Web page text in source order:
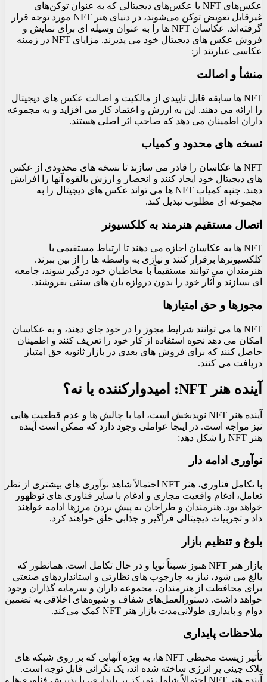
عکس‌های NFT یا عکس‌های دیجیتالی که به عنوان توکن‌های
غیرقابل تعویض توکن می‌شوند، در دنیای هنر NFT مورد توجه قرار
گرفته‌اند. عکاسان NFT ها را به عنوان وسیله ای برای نمایش و
فروش عکس های دیجیتال خود می پذیرند. مزایای NFT در زمینه
عکاسی عبارتند از:
منشأ و اصالت
NFT ها سابقه قابل تاییدی از مالکیت و اصالت عکس های دیجیتال
را ارائه می دهند. این به ارزش و اعتماد کار می افزاید و به مجموعه
داران اطمینان می دهد که صاحب اثر اصلی هستند.
نسخه های محدود و کمیاب
NFT ها عکاسان را قادر می سازند تا نسخه های محدودی از عکس
های دیجیتال خود ایجاد کنند و انحصار و ارزش بالقوه آنها را افزایش
دهند. جنبه کمیاب NFT ها می تواند عکس های دیجیتال را به
مجموعه ای مطلوب تبدیل کند.
اتصال مستقیم هنرمند به کلکسیونر
NFT ها به عکاسان اجازه می دهند تا ارتباط مستقیمی با
کلکسیونرها برقرار کنند و نیازی به واسطه ها را از بین ببرند.
هنرمندان می توانند مستقیماً با مخاطبان خود درگیر شوند، جامعه
ای بسازند و آثار خود را بدون دروازه بان های سنتی بفروشند.
مجوزها و حق امتیازها
NFT ها می توانند شرایط مجوز را در خود جای دهند، و به عکاسان
امکان می دهد نحوه استفاده از کار خود را تعریف کنند و اطمینان
حاصل کنند که برای فروش های بعدی در بازار ثانویه حق امتیاز
دریافت می کنند.
آینده هنر NFT: امیدوارکننده یا نه؟
آینده هنر NFT نویدبخش است، اما با چالش ها و عدم قطعیت هایی
نیز مواجه است. در اینجا عواملی وجود دارد که ممکن است آینده
هنر NFT را شکل دهد:
نوآوری ادامه دار
با تکامل فناوری، هنر NFT احتمالاً شاهد نوآوری های بیشتری از نظر
تعامل، ادغام واقعیت مجازی و ادغام با سایر فناوری های نوظهور
خواهد بود. هنرمندان و طراحان به پیش بردن مرزها ادامه خواهند
داد و تجربیات دیجیتالی فراگیر و جذابی خلق خواهند کرد.
بلوغ و تنظیم بازار
بازار هنر NFT هنوز نسبتاً نوپا و در حال تکامل است. همانطور که
بالغ می شود، نیاز به چارچوب های نظارتی و استانداردهای صنعتی
برای محافظت از هنرمندان، مجموعه داران و سرمایه گذاران وجود
خواهد داشت. دستورالعمل‌های شفاف و شیوه‌های اخلاقی به تضمین
دوام و پایداری طولانی‌مدت بازار هنر NFT کمک می‌کند.
ملاحظات پایداری
تأثیر زیست محیطی NFT ها، به ویژه آنهایی که بر روی شبکه های
بلاک چینی پر انرژی ساخته شده اند، یک نگرانی قابل توجه است.
آینده هنر NFT احتمالاً شامل تمرکز بر پایداری، با پذیرش فناوری‌ها و